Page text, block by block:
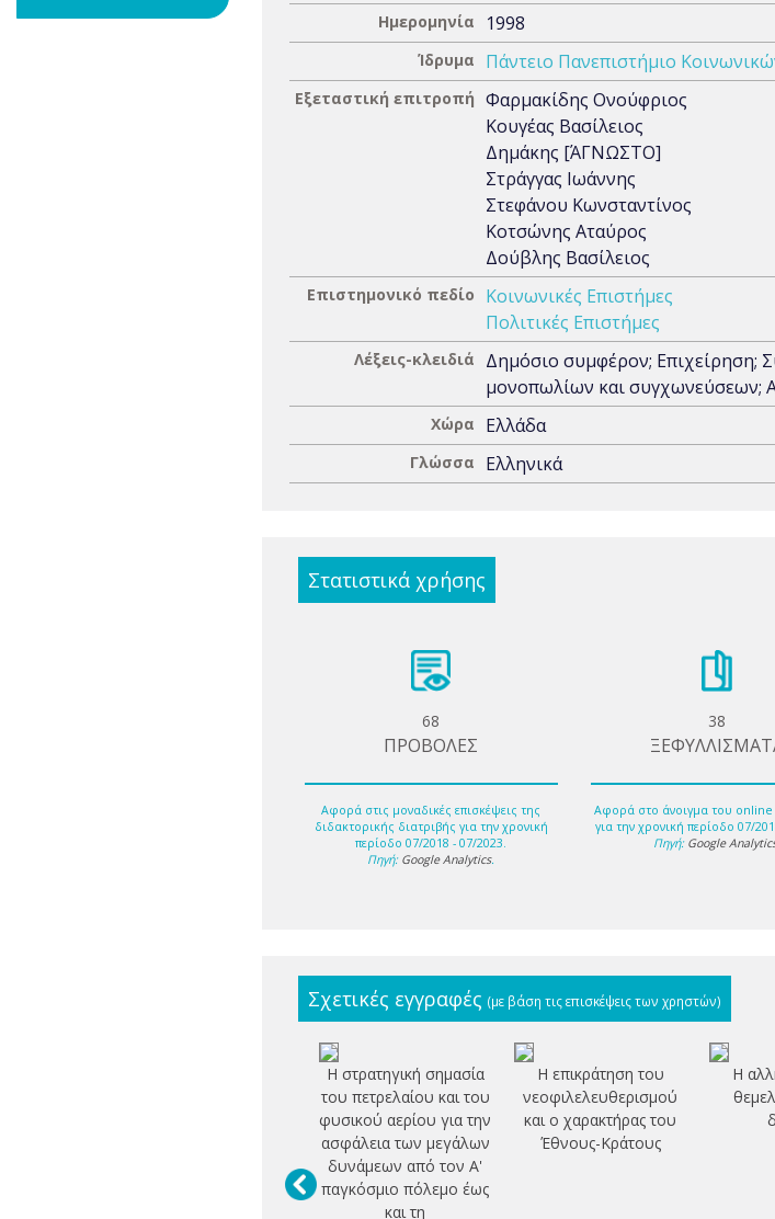
Ημερομηνία 1998
Ίδρυμα Πάντειο Πανεπιστήμιο
Εξεταστική επιτροπή Φαρμακίδης Ονούφριος
Κουγέας Βασίλειος
Δημάκης [ΆΓΝΩΣΤΟ]
Στράγγας Ιωάννης
Στεφάνου Κωνσταντίνος
Κοτσώνης Αταύρος
Δούβλης Βασίλειος
Επιστημονικό πεδίο
Κοινωνικές Επιστήμες
Πολιτικές Επιστήμες
Λέξεις-κλειδιά
Δημόσιο συμφέρον; Επιχείρηση;
μονοπωλίων και συγχωνεύσεων;
Χώρα Ελλάδα
Γλώσσα Ελληνικά
Στατιστικά χρήσης
68
ΠΡΟΒΟΛΕΣ
Αφορά στις μοναδικές επισκέψεις της
διδακτορικής διατριβής για την χρονική
περίοδο 07/2018 - 07/2023.
Πηγή: Google Analytics.
38
Αφορά στο άνοιγμα του online
για την χρονική περίοδο 07/
Πηγή: Google
Σχετικές εγγραφές (με βάση τις επισκέψεις των χρηστών)
Η στρατηγική σημασία
του πετρελαίου και του
φυσικού αερίου για την
ασφάλεια των μεγάλων
δυνάμεων από τον Α'
παγκόσμιο πόλεμο έως
και τη
Η επικράτηση του
νεοφιλελευθερισμού
και ο χαρακτήρας του
Έθνους-Κράτους
Η